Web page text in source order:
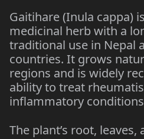
Gaitihare (Inula cappa)
medicinal herb with a
traditional use in Nepal
countries. It grows
regions and is widely
ability to treat
inflammatory
The plant’s root,